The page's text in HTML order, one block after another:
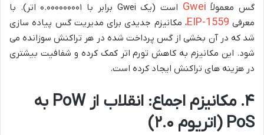
گس معمولاً Gwei
است (یک Gwei برابر با ۰.۰۰۰۰۰۰۰۰۱ اتر). با
معرفی EIP-1559، مکانیزم جدیدی برای مدیریت گس پیاده سازی
شد که در آن بخشی از گس پرداخت شده در هر تراکنش سوزانده می
شود. این مکانیزم به کاهش تورم اتر کمک کرده و شفافیت بیشتری
در هزینه های تراکنش ایجاد کرده است.
۴. مکانیزم اجماع: انقلاب از PoW به
PoS (اتریوم ۲.۰)